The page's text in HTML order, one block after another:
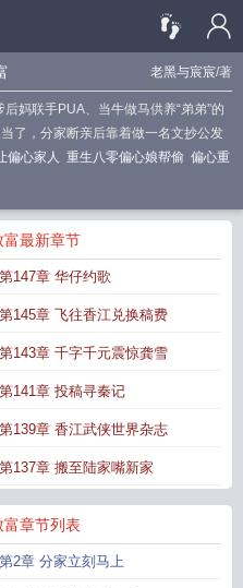
老黑与宸宸/著
妈联手PUA、当牛做马供养“弟弟”的
了，分家断亲后靠着做一名文抄公发
偏心家人 重生八零偏心娘帮偷 偏心重
富最新章节
第147章 华仔约歌
第145章 飞往香江兑换稿费
第143章 千字千元震惊龚雪
第141章 投稿寻秦记
第139章 香江武侠世界杂志
第137章 搬至陆家嘴新家
富章节列表
第2章 分家立刻马上